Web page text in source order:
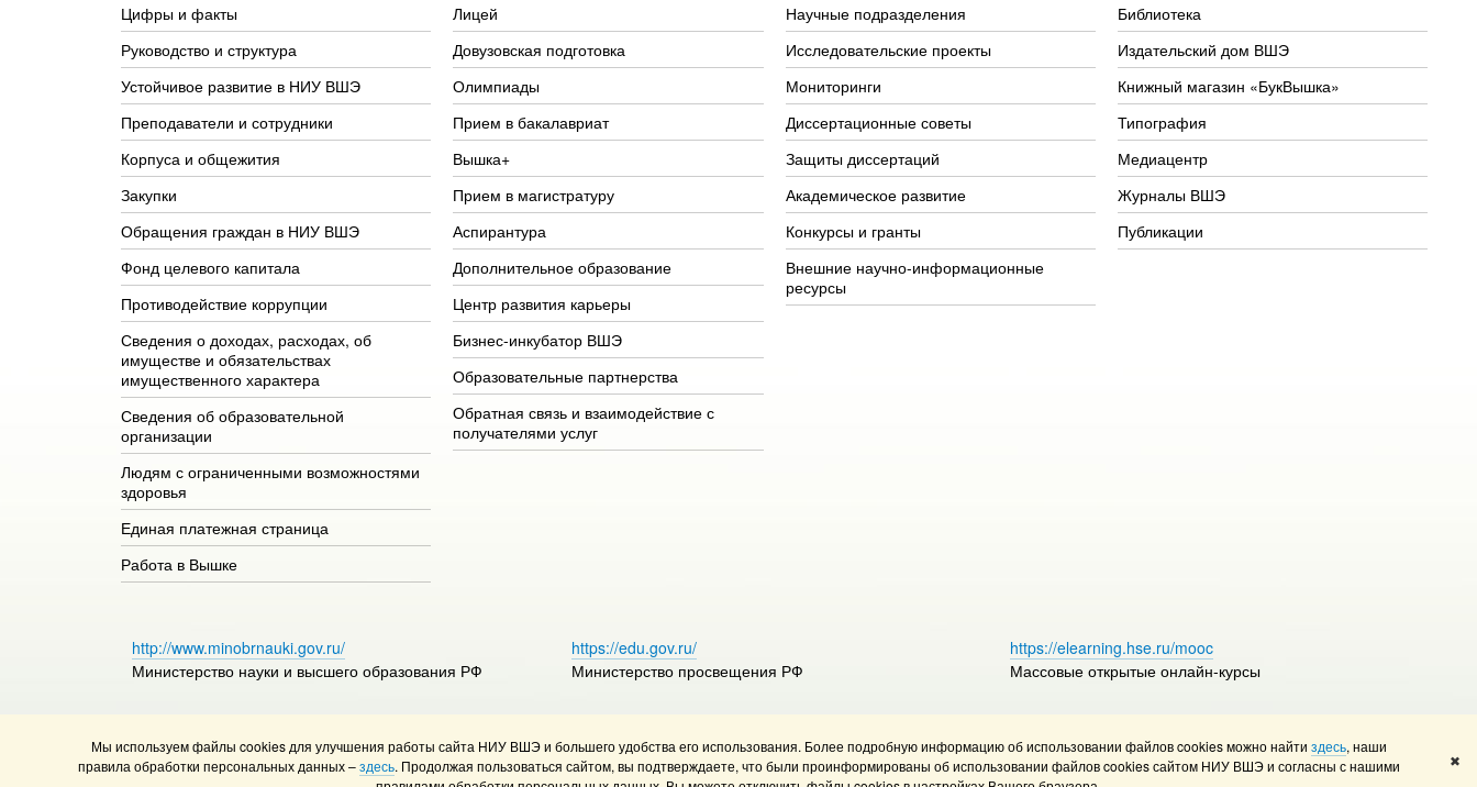
Мы используем файлы cookies для улучшения работы сайта НИУ ВШЭ и большего удобства его использования. Более подробную информацию об использовании файлов cookies можно найти здесь, наши
правила обработки персональных данных –здесь. Продолжая пользоваться сайтом, вы подтверждаете, что были проинформированы об использовании файлов cookies сайтом НИУ ВШЭ и согласны с нашими
✖
Цифры и факты
Руководство и структура
Устойчивое развитие в НИУ ВШЭ
Преподаватели и сотрудники
Корпуса и общежития
Закупки
Обращения граждан в НИУ ВШЭ
Фонд целевого капитала
Противодействие коррупции
Сведения о доходах, расходах, об
имуществе и обязательствах
имущественного характера
Сведения об образовательной
организации
Людям с ограниченными возможностями
здоровья
Единая платежная страница
Работа в Вышке
Лицей
Довузовская подготовка
Олимпиады
Прием в бакалавриат
Вышка+
Прием в магистратуру
Аспирантура
Дополнительное образование
Центр развития карьеры
Бизнес-инкубатор ВШЭ
Образовательные партнерства
Обратная связь и взаимодействие с
получателями услуг
Научные подразделения
Исследовательские проекты
Мониторинги
Диссертационные советы
Защиты диссертаций
Академическое развитие
Конкурсы и гранты
Внешние научно-информационные
ресурсы
Библиотека
Издательский дом ВШЭ
Книжный магазин «БукВышка»
Типография
Медиацентр
Журналы ВШЭ
Публикации
http://www.minobrnauki.gov.ru/
Министерство науки и высшего образования РФ
https://edu.gov.ru/
Министерство просвещения РФ
https://elearning.hse.ru/mooc
Массовые открытые онлайн-курсы
© НИУ ВШЭ 1993–2026 Адреса и контакты Условия использования материалов
Политика конфиденциальности
Редактору